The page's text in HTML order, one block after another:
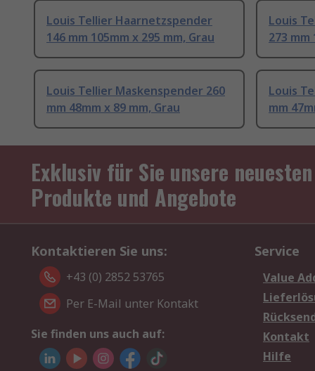
Louis Tellier Haarnetzspender
146 mm 105mm x 295 mm, Grau
Louis
273 mm
Louis Tellier Maskenspender 260
mm 48mm x 89 mm, Grau
Louis
mm
Exklusiv für Sie unsere neuesten
Produkte und Angebote
Kontaktieren Sie uns:
+43 (0) 2852 53765
Per E-Mail unter Kontakt
Sie finden uns auch auf:
Service
Value
Kontakt
Hilfe